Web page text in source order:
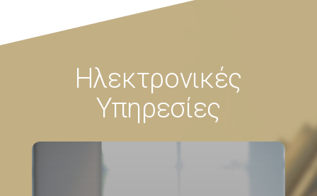
Ηλεκτρονικές
Υπηρεσίες